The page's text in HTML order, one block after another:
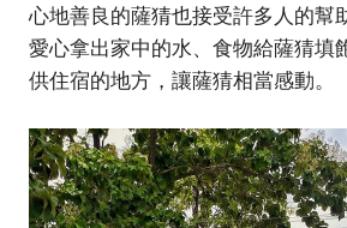
心地善良的薩猜也接受許多人的幫
愛心拿出家中的水、食物給薩猜填
供住宿的地方，讓薩猜相當感動。